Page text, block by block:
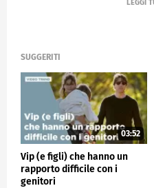
VERISSIMO
SUGGERITI
03:52
Vip (e figli) che hanno un
rapporto difficile con i
genitori